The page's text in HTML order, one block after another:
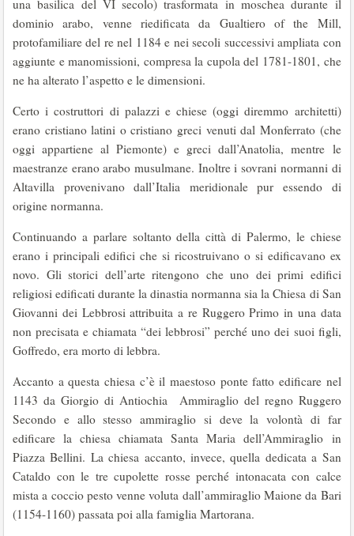
una basilica del VI secolo) trasformata in moschea durante il
dominio arabo, venne riedificata da Gualtiero of the Mill,
protofamiliare del re nel 1184 e nei secoli successivi ampliata con
aggiunte e manomissioni, compresa la cupola del 1781-1801, che
ne ha alterato l’aspetto e le dimensioni.
Certo i costruttori di palazzi e chiese (oggi diremmo architetti)
erano cristiano latini o cristiano greci venuti dal Monferrato (che
oggi appartiene al Piemonte) e greci dall’Anatolia, mentre le
maestranze erano arabo musulmane. Inoltre i sovrani normanni di
Altavilla provenivano dall’Italia meridionale pur essendo di
origine normanna.
Continuando a parlare soltanto della città di Palermo, le chiese
erano i principali edifici che si ricostruivano o si edificavano ex
novo. Gli storici dell’arte ritengono che uno dei primi edifici
religiosi edificati durante la dinastia normanna sia la Chiesa di San
Giovanni dei Lebbrosi attribuita a re Ruggero Primo in una data
non precisata e chiamata “dei lebbrosi” perché uno dei suoi figli,
Goffredo, era morto di lebbra.
Accanto a questa chiesa c’è il maestoso ponte fatto edificare nel
1143 da Giorgio di Antiochia Ammiraglio del regno Ruggero
Secondo e allo stesso ammiraglio si deve la volontà di far
edificare la chiesa chiamata Santa Maria dell’Ammiraglio in
Piazza Bellini. La chiesa accanto, invece, quella dedicata a San
Cataldo con le tre cupolette rosse perché intonacata con calce
mista a coccio pesto venne voluta dall’ammiraglio Maione da Bari
(1154-1160) passata poi alla famiglia Martorana.